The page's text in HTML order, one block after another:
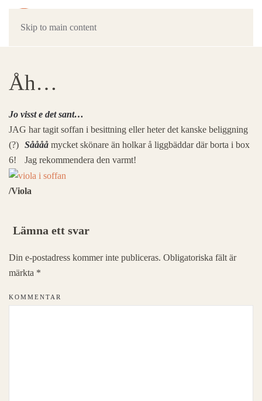
Skip to main content
Åh…
Jo visst e det sant…
JAG har tagit soffan i besittning eller heter det kanske beliggning
(?) Såååå mycket skönare än holkar å liggbäddar där borta i box
6!
Jag rekommendera den varmt!
/Viola
Lämna ett svar
Din e-postadress kommer inte publiceras. Obligatoriska fält är
märkta *
KOMMENTAR